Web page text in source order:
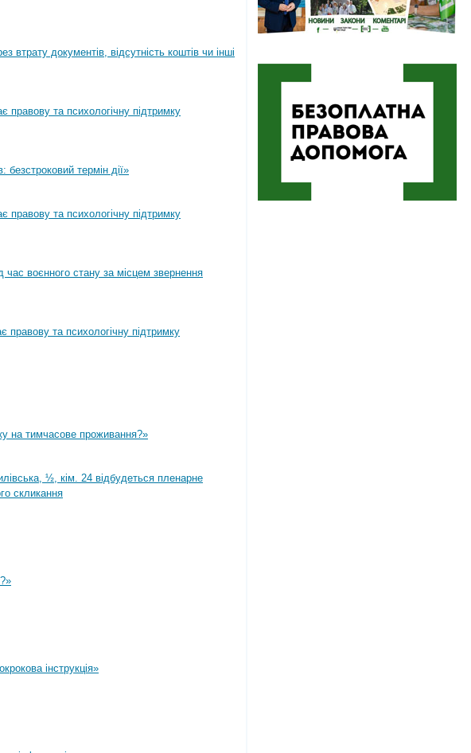
документів, відсутність коштів чи інші
правову та психологічну підтримку
термін дії»
правову та психологічну підтримку
воєнного стану за місцем звернення
правову та психологічну підтримку
на тимчасове проживання?»
½, кім. 24 відбудеться пленарне
скликання
інструкція»